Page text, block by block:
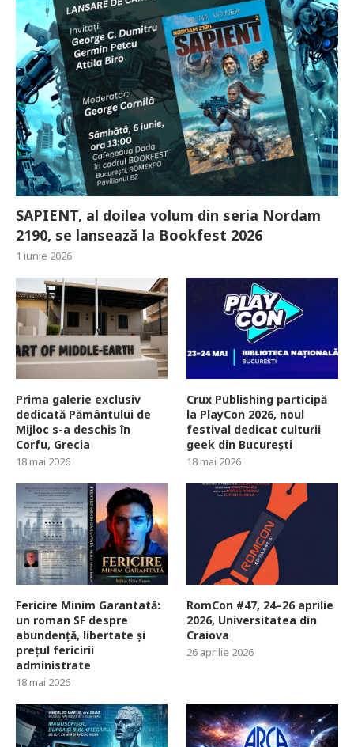
SAPIENT, al doilea volum din seria Nordam
2190, se lansează la Bookfest 2026
1 iunie 2026
Prima galerie exclusiv
dedicată Pământului de
Mijloc s-a deschis în
Corfu, Grecia
18 mai 2026
Crux Publishing participă
la PlayCon 2026, noul
festival dedicat culturii
geek din București
18 mai 2026
Fericire Minim Garantată:
un roman SF despre
abundență, libertate și
prețul fericirii
administrate
18 mai 2026
RomCon #47, 24–26 aprilie
2026, Universitatea din
Craiova
26 aprilie 2026